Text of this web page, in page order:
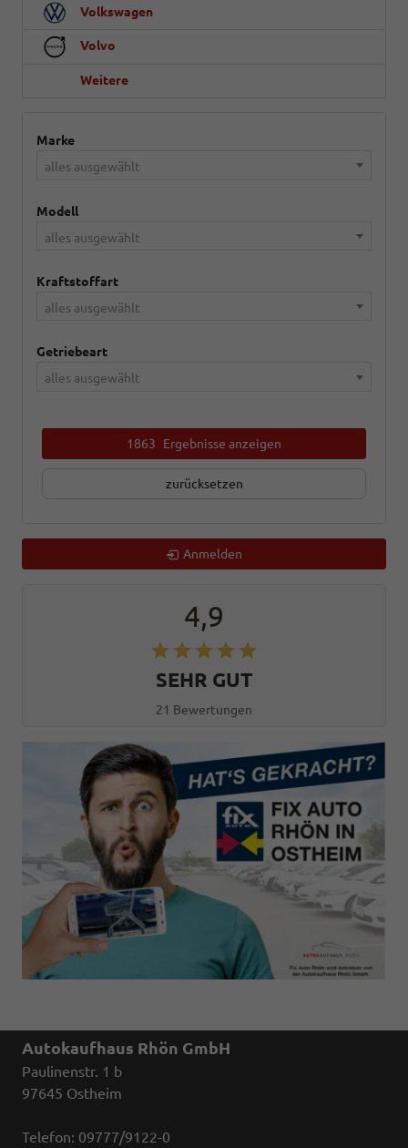
Volkswagen
Volvo
Weitere
Marke
alles ausgewählt
Modell
alles ausgewählt
Kraftstoffart
alles ausgewählt
Getriebeart
alles ausgewählt
1863 Ergebnisse anzeigen
zurücksetzen
Anmelden
4,9
SEHR GUT
21 Bewertungen
Autokaufhaus Rhön GmbH
Paulinenstr. 1 b
97645 Ostheim
Telefon: 09777/9122-0